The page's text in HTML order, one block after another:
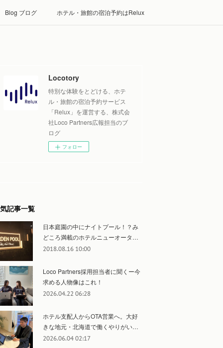
Blog ブログ ホテル・旅館の宿泊予約はRelux
Locotory
特別な体験をとどける、ホテ
ル・旅館の宿泊予約サービス
「Relux」を運営する、株式会
社Loco Partners広報担当のブ
ログ
フォロー
記事一覧
日本庭園の中にナイトプール！？み
どころ満載のホテルニューオータ…
2018.08.16 10:00
Loco Partners採用担当者に聞くー今
求める人物像はこれ！
2026.04.22 06:28
ホテル支配人からOTA営業へ。大好
きな地元・北海道で働くやりがい…
2026.06.04 02:17